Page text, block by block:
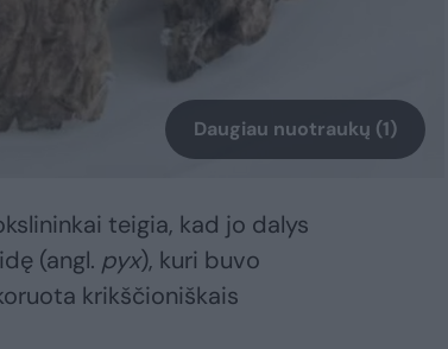
Daugiau nuotraukų (1)
teigia, kad jo dalys
(angl. pyx), kuri buvo
krikščioniškais